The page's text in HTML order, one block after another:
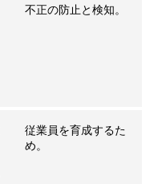
不正の防止と検知。
従業員を育成するた
め。